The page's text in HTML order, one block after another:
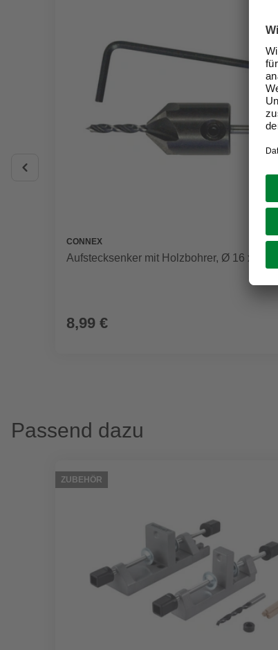
CONNEX
Aufstecksenker mit Holzbohrer, Ø 16 x 3 mm
8,99 €
Passend dazu
ZUBEHÖR